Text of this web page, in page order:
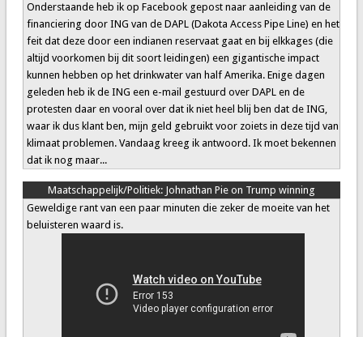
Onderstaande heb ik op Facebook gepost naar aanleiding van de
financiering door ING van de DAPL (Dakota Access Pipe Line) en het
feit dat deze door een indianen reservaat gaat en bij elkkages (die
altijd voorkomen bij dit soort leidingen) een gigantische impact
kunnen hebben op het drinkwater van half Amerika. Enige dagen
geleden heb ik de ING een e-mail gestuurd over DAPL en de
protesten daar en vooral over dat ik niet heel blij ben dat de ING,
waar ik dus klant ben, mijn geld gebruikt voor zoiets in deze tijd van
klimaat problemen. Vandaag kreeg ik antwoord. Ik moet bekennen
dat ik nog maar...
Maatschappelijk/Politiek: Johnathan Pie on Trump winning
Geweldige rant van een paar minuten die zeker de moeite van het
beluisteren waard is.